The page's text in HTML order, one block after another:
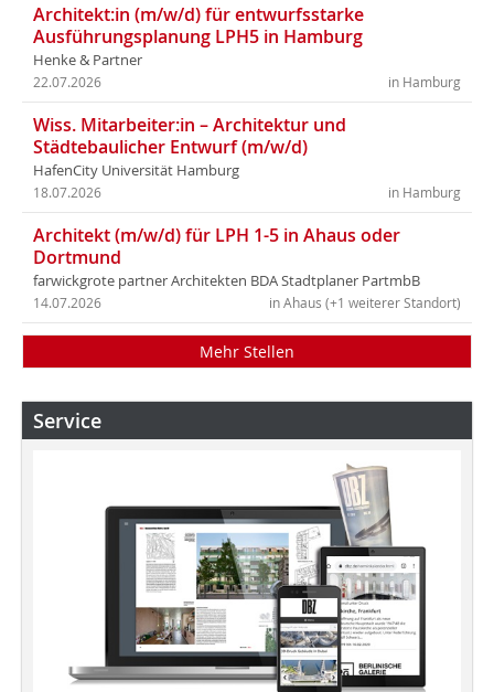
Architekt:in (m/w/d) für entwurfsstarke
Ausführungsplanung LPH5 in Hamburg
Henke & Partner
in Hamburg
22.07.2026
Wiss. Mitarbeiter:in – Architektur und
Städtebaulicher Entwurf (m/w/d)
HafenCity Universität Hamburg
in Hamburg
18.07.2026
Architekt (m/w/d) für LPH 1-5 in Ahaus oder
Dortmund
farwickgrote partner Architekten BDA Stadtplaner PartmbB
in Ahaus (+1 weiterer Standort)
14.07.2026
Mehr Stellen
Service